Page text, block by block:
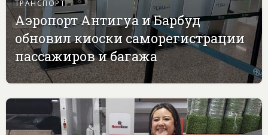
ТРАНСПОРТ
Аэропорт Антигуа и Барбуд
обновил киоски саморегистрации
пассажиров и багажа